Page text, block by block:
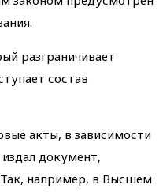
разграничивает
состав
акты, в зависимости
документ,
Так, например, в Высшем